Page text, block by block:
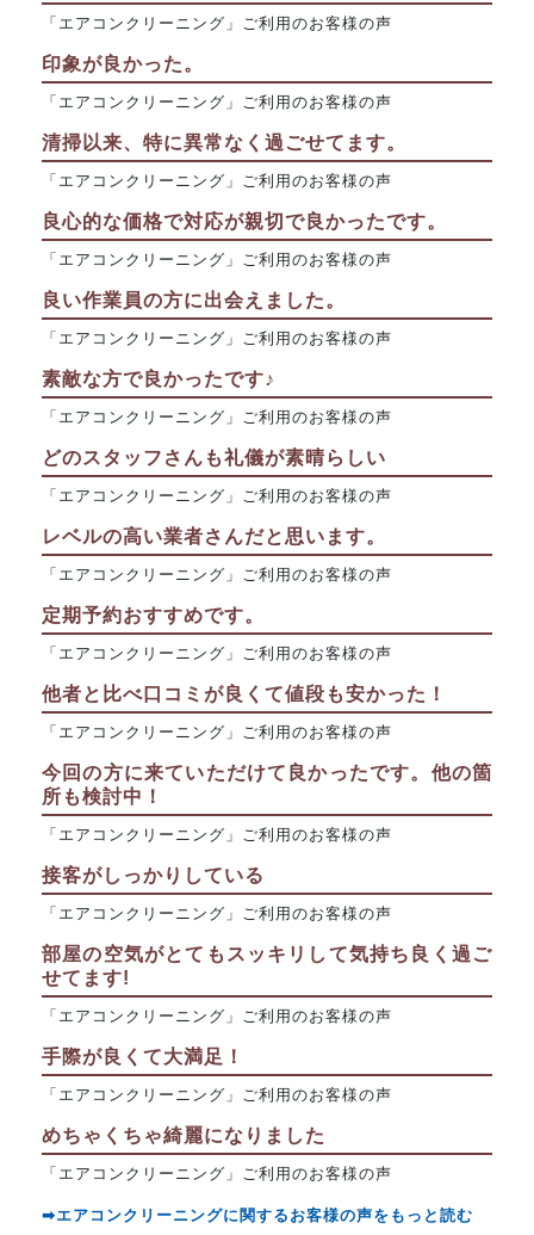
「エアコンクリーニング」ご利用のお客様の声
印象が良かった。
「エアコンクリーニング」ご利用のお客様の声
清掃以来、特に異常なく過ごせてます。
「エアコンクリーニング」ご利用のお客様の声
良心的な価格で対応が親切で良かったです。
「エアコンクリーニング」ご利用のお客様の声
良い作業員の方に出会えました。
「エアコンクリーニング」ご利用のお客様の声
素敵な方で良かったです♪
「エアコンクリーニング」ご利用のお客様の声
どのスタッフさんも礼儀が素晴らしい
「エアコンクリーニング」ご利用のお客様の声
レベルの高い業者さんだと思います。
「エアコンクリーニング」ご利用のお客様の声
定期予約おすすめです。
「エアコンクリーニング」ご利用のお客様の声
他者と比べ口コミが良くて値段も安かった！
「エアコンクリーニング」ご利用のお客様の声
今回の方に来ていただけて良かったです。他の箇
所も検討中！
「エアコンクリーニング」ご利用のお客様の声
接客がしっかりしている
「エアコンクリーニング」ご利用のお客様の声
部屋の空気がとてもスッキリして気持ち良く過ご
せてます!
「エアコンクリーニング」ご利用のお客様の声
手際が良くて大満足！
「エアコンクリーニング」ご利用のお客様の声
めちゃくちゃ綺麗になりました
「エアコンクリーニング」ご利用のお客様の声
➡エアコンクリーニングに関するお客様の声をもっと読む